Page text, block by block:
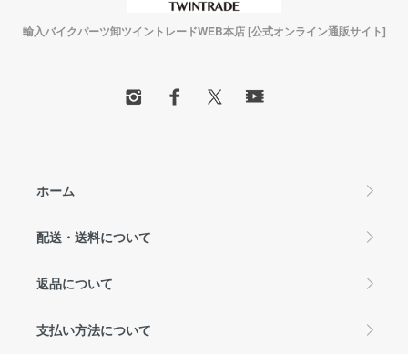
輸入バイクパーツ卸ツイントレードWEB本店 [公式オンライン通販サイト]
ホーム
配送・送料について
返品について
支払い方法について